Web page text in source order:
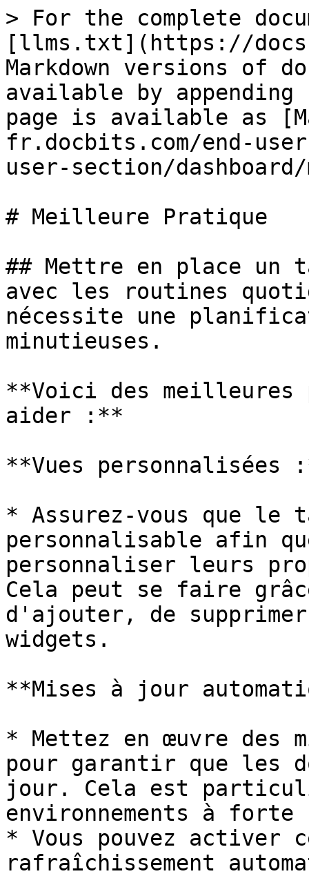
> For the complete
[llms.txt](https://
Markdown versions of
available by
page is available as
fr.docbits.com/end-
user-section/
# Meilleure Pratique
## Mettre en place un
avec les routines
nécessite une
minutieuses.
**Voici des meilleures
aider :**
**Vues personnalisées
* Assurez-vous que le
personnalisable afin
personnaliser leurs
Cela peut se faire
d'ajouter, de
widgets.
**Mises à jour
* Mettez en œuvre des
pour garantir que les
jour. Cela est
environnements à
* Vous pouvez activer
rafraîchissement